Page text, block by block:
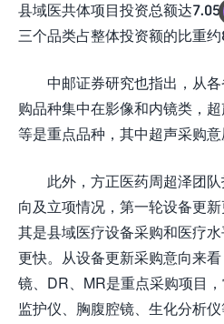
县域医共体项目投资总额达7.05
三个品类占整体投资额的比重约
中邮证券研究也指出，从
购品种集中在影像和内镜类，
等是重点品种，其中超声采购意
此外，方正医药周超泽团
向及立项情况，第一轮设备更
其是县域医疗设备采购和医疗
更快。从设备更新采购意向来
镜、DR、MR是重点采购项目，
监护仪、胸腹腔镜、生化分析